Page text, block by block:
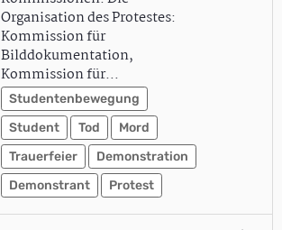
Organisation des Protestes:
Kommission für
Bilddokumentation,
Kommission für…
Studentenbewegung
Student
Tod
Mord
Trauerfeier
Demonstration
Demonstrant
Protest